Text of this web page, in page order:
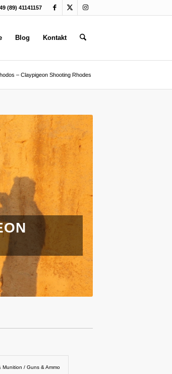
(89) 41141157
Blog Kontakt
– Claypigeon Shooting Rhodes
S
Munition / Guns & Ammo